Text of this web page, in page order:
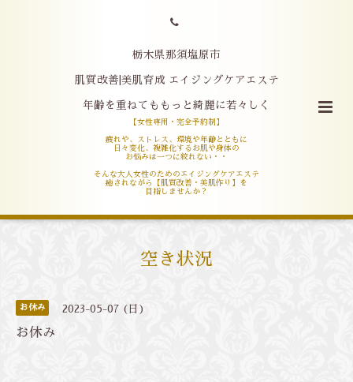
栃木県那須塩原市
肌質改善|美肌育成 エイジングケアエステ
年齢を重ねてももっと綺麗に若々しく
【女性専用・完全予約制】
疲れや、ストレス、環境や年齢とともに
日々変化、複雑化するお肌や身体の
お悩みは一つに絞れない・・
そんな大人女性のためのエイジングケアエステ
癒されながら【肌質改善・美肌作り】を
目指しませんか？
空き状況
お休み 2023-05-07 (日)
お休み